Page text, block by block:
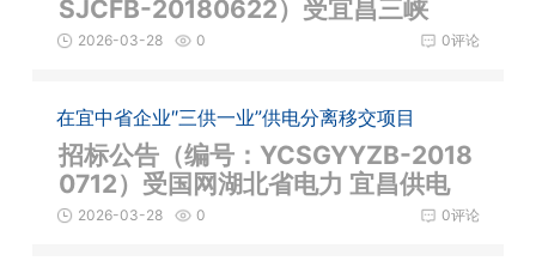
SJCFB-20180622）受宜昌三峡
0评论
2026-03-28 0
在宜中省企业″三供一业”供电分离移交项目
招标公告（编号：YCSGYYZB-2018
0712）受国网湖北省电力 宜昌供电
0评论
2026-03-28 0